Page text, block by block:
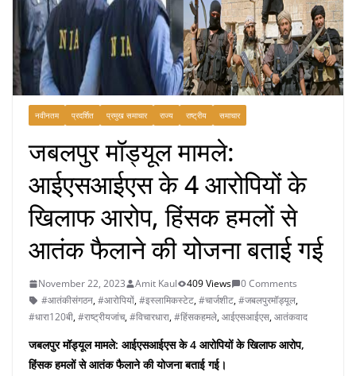
नवीनतम प्रदर्शित प्रमुख समाचार राज्य राष्ट्रीय समाचार
जबलपुर मॉड्यूल मामले:
आईएसआईएस के 4 आरोपियों के
खिलाफ आरोप, हिंसक हमलों से
आतंक फैलाने की योजना बताई गई
November 22, 2023 Amit Kaul 409 Views
0 Comments
#आतंकीसंगठन,#आरोपियों,#इस्लामिकस्टेट,#चार्जशीट,#जबलपुरमॉड्यूल,
#धारा120बी,#राष्ट्रीयजांच,#विचारधारा,#हिंसकहमले,आईएसआईएस,आतंकवाद
जबलपुर मॉड्यूल मामले: आईएसआईएस के 4 आरोपियों के खिलाफ आरोप,
हिंसक हमलों से आतंक फैलाने की योजना बताई गई।